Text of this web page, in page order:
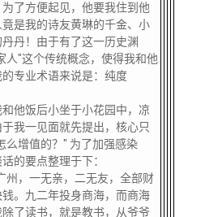
了方便起见，他要我住到他
是我的诗友黄琳的千金、小
丹！由于有了这一历史渊
人"这个传统概念，使得我和他
专业术语来说是：纯度
他饭后小坐于小花园中，凉
我一见面就先提出，核心只
么增值的？" 为了加强感染
的要点整理于下：
州，一无亲，二无友，全部财
。九二年投身商海，而商海
了读书，就是教书，从爷爷